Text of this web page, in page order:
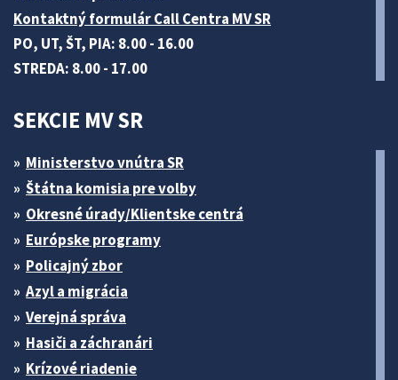
Kontaktný formulár Call Centra MV SR
PO, UT, ŠT, PIA: 8.00 - 16.00
STREDA: 8.00 - 17.00
SEKCIE MV SR
Ministerstvo vnútra SR
Štátna komisia pre volby
Okresné úrady/Klientske centrá
Európske programy
Policajný zbor
Azyl a migrácia
Verejná správa
Hasiči a záchranári
Krízové riadenie